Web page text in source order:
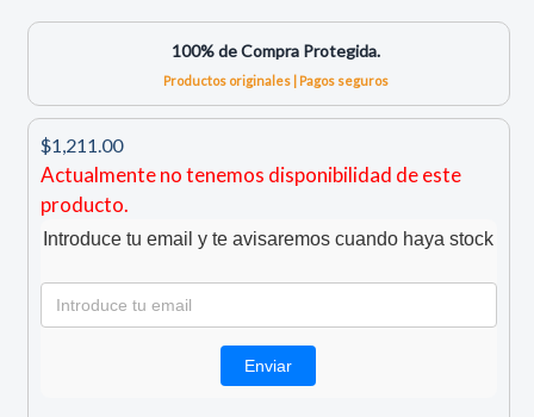
100% de Compra Protegida.
Productos originales | Pagos seguros
$1,211.00
Actualmente no tenemos disponibilidad de este
producto.
Introduce tu email y te avisaremos cuando haya stock